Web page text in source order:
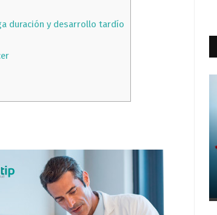
duración y desarrollo tardío